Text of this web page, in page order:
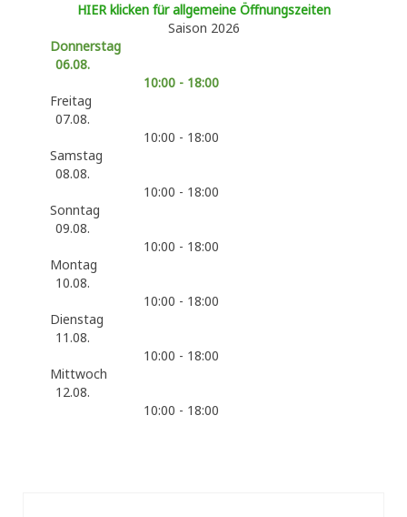
HIER klicken für allgemeine Öffnungszeiten
Saison 2026
Donnerstag
06.08.
10:00 - 18:00
Freitag
07.08.
10:00 - 18:00
Samstag
08.08.
10:00 - 18:00
Sonntag
09.08.
10:00 - 18:00
Montag
10.08.
10:00 - 18:00
Dienstag
11.08.
10:00 - 18:00
Mittwoch
12.08.
10:00 - 18:00